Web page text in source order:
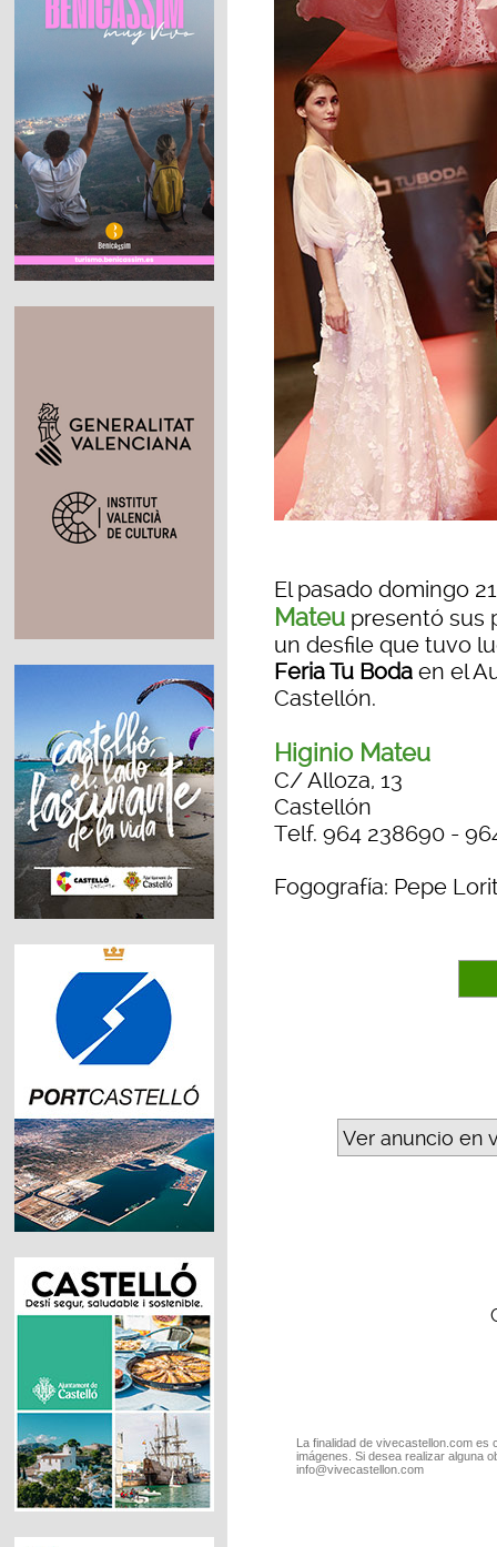
El pasado domingo
Mateu presentó sus
un desfile que tuvo
Feria Tu Boda en el
Castellón.
Higinio Mateu
C/ Alloza, 13
Castellón
Telf. 964 238690 -
Fogografía: Pepe
Ver anuncio en
La finalidad de vivecastellon.com
imágenes. Si desea realizar alguna
info@vivecastellon.com